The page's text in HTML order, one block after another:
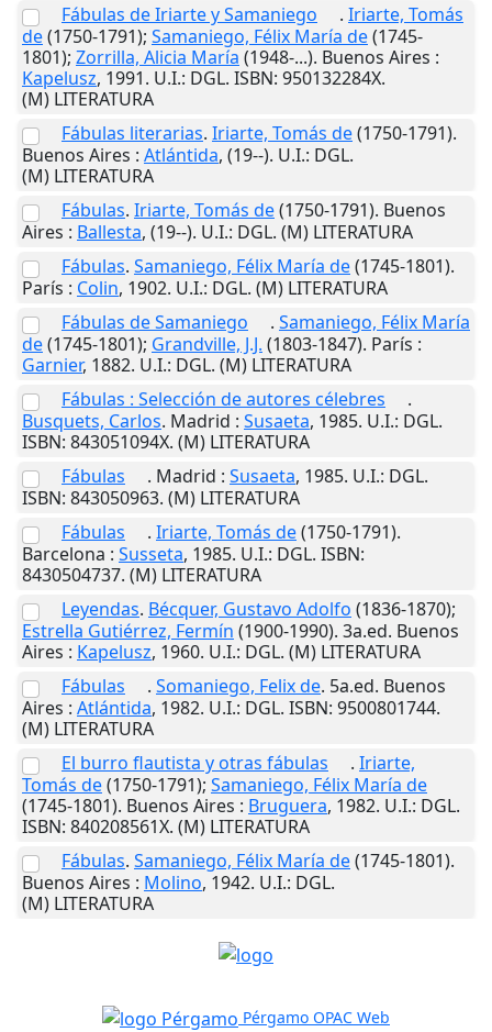
Fábulas de Iriarte y Samaniego
. Iriarte, Tomás
de(1750-1791); Samaniego, Félix María de(1745-
1801); Zorrilla, Alicia María (1948-...). Buenos Aires :
Kapelusz, 1991. U.I.: DGL. ISBN: 950132284X.
(M) LITERATURA
Fábulas literarias. Iriarte, Tomás de(1750-1791).
Buenos Aires : Atlántida, (19--). U.I.: DGL.
(M) LITERATURA
Fábulas. Iriarte, Tomás de(1750-1791). Buenos
Aires : Ballesta, (19--). U.I.: DGL. (M) LITERATURA
Fábulas. Samaniego, Félix María de(1745-1801).
París : Colin, 1902. U.I.: DGL. (M) LITERATURA
Fábulas de Samaniego
. Samaniego, Félix María
de(1745-1801); Grandville, J.J. (1803-1847). París :
Garnier, 1882. U.I.: DGL. (M) LITERATURA
Fábulas : Selección de autores célebres
.
Busquets, Carlos. Madrid : Susaeta, 1985. U.I.: DGL.
ISBN: 843051094X. (M) LITERATURA
Fábulas
. Madrid : Susaeta, 1985. U.I.: DGL.
ISBN: 843050963. (M) LITERATURA
Fábulas
. Iriarte, Tomás de(1750-1791).
Barcelona : Susseta, 1985. U.I.: DGL. ISBN:
8430504737. (M) LITERATURA
Leyendas. Bécquer, Gustavo Adolfo (1836-1870);
Estrella Gutiérrez, Fermín (1900-1990). 3a.ed. Buenos
Aires : Kapelusz, 1960. U.I.: DGL. (M) LITERATURA
Fábulas
. Somaniego, Felix de. 5a.ed. Buenos
Aires : Atlántida, 1982. U.I.: DGL. ISBN: 9500801744.
(M) LITERATURA
El burro flautista y otras fábulas
. Iriarte,
Tomás de(1750-1791); Samaniego, Félix María de
(1745-1801). Buenos Aires : Bruguera, 1982. U.I.: DGL.
ISBN: 840208561X. (M) LITERATURA
Fábulas. Samaniego, Félix María de(1745-1801).
Buenos Aires : Molino, 1942. U.I.: DGL.
(M) LITERATURA
Pérgamo OPAC Web